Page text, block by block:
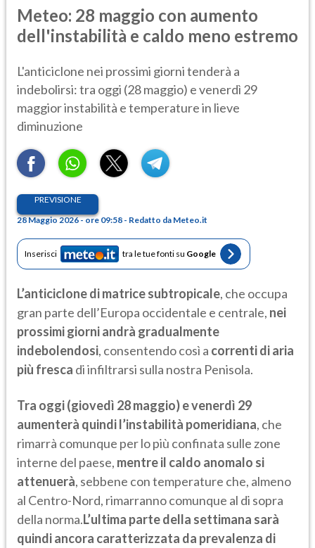
Meteo: 28 maggio con aumento
dell'instabilità e caldo meno estremo
L'anticiclone nei prossimi giorni tenderà a
indebolirsi: tra oggi (28 maggio) e venerdì 29
maggior instabilità e temperature in lieve
diminuzione
PREVISIONE
28 Maggio 2026 - ore 09:58 - Redatto da Meteo.it
Inserisci tra le tue fonti su Google
L’anticiclone di matrice subtropicale, che occupa
gran parte dell’Europa occidentale e centrale, nei
prossimi giorni andrà gradualmente
indebolendosi, consentendo così a correnti di aria
più fresca di infiltrarsi sulla nostra Penisola.
Tra oggi (giovedì 28 maggio) e venerdì 29
aumenterà quindi l’instabilità pomeridiana, che
rimarrà comunque per lo più confinata sulle zone
interne del paese, mentre il caldo anomalo si
attenuerà, sebbene con temperature che, almeno
al Centro-Nord, rimarranno comunque al di sopra
della norma.L’ultima parte della settimana sarà
quindi ancora caratterizzata da prevalenza di